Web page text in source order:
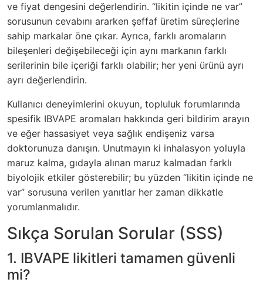
ve fiyat dengesini değerlendirin. “likitin içinde ne var”
sorusunun cevabını ararken şeffaf üretim süreçlerine
sahip markalar öne çıkar. Ayrıca, farklı aromaların
bileşenleri değişebileceği için aynı markanın farklı
serilerinin bile içeriği farklı olabilir; her yeni ürünü ayrı
ayrı değerlendirin.
Kullanıcı deneyimlerini okuyun, topluluk forumlarında
spesifik IBVAPE aromaları hakkında geri bildirim arayın
ve eğer hassasiyet veya sağlık endişeniz varsa
doktorunuza danışın. Unutmayın ki inhalasyon yoluyla
maruz kalma, gıdayla alınan maruz kalmadan farklı
biyolojik etkiler gösterebilir; bu yüzden “likitin içinde ne
var” sorusuna verilen yanıtlar her zaman dikkatle
yorumlanmalıdır.
Sıkça Sorulan Sorular (SSS)
1. IBVAPE likitleri tamamen güvenli
mi?